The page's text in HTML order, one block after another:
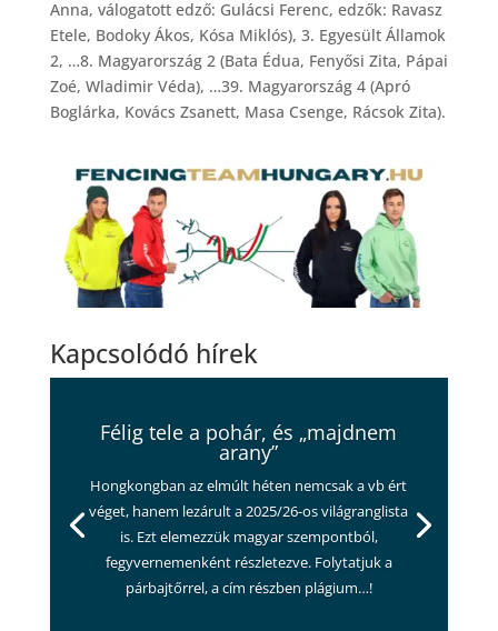
Anna, válogatott edző: Gulácsi Ferenc, edzők: Ravasz
Etele, Bodoky Ákos, Kósa Miklós), 3. Egyesült Államok
2, …8. Magyarország 2 (Bata Édua, Fenyősi Zita, Pápai
Zoé, Wladimir Véda), …39. Magyarország 4 (Apró
Boglárka, Kovács Zsanett, Masa Csenge, Rácsok Zita).
Kapcsolódó hírek
Félig tele a pohár, és „majdnem
arany”
Hongkongban az elmúlt héten nemcsak a vb ért
véget, hanem lezárult a 2025/26-os világranglista
is. Ezt elemezzük magyar szempontból,
fegyvernemenként részletezve. Folytatjuk a
párbajtőrrel, a cím részben plágium…!